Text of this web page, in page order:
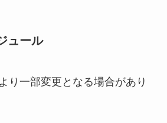
ュール
一部変更となる場合があり